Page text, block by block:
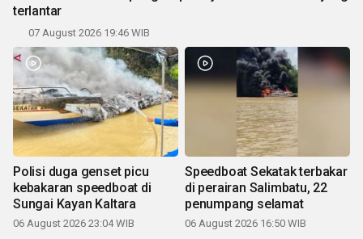
terlantar
07 August 2026 19:46 WIB
Polisi duga genset picu
kebakaran speedboat di
Sungai Kayan Kaltara
06 August 2026 23:04 WIB
Speedboat Sekatak terbakar
di perairan Salimbatu, 22
penumpang selamat
06 August 2026 16:50 WIB